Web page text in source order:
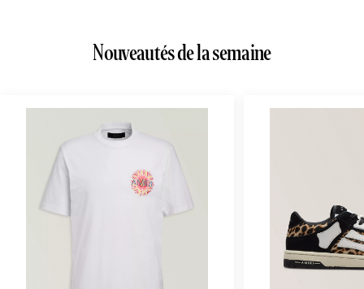
Nouveautés de la semaine